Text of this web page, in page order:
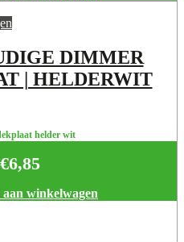
DIMMER
| HELDERWIT
helder wit
€6,85
aan winkelwagen